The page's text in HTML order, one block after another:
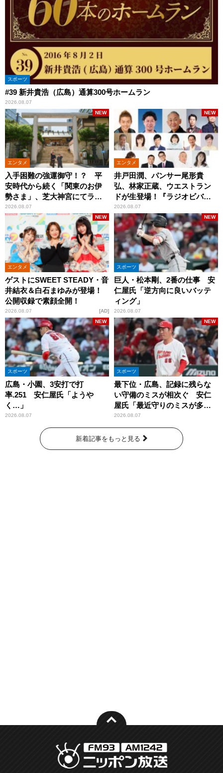
スポーツ
#39 新井貴浩（広島）通算300号ホームラン
2026.08.07
エンタメ
入手困難の強運御守！？ 平
安時代から続く「関東のお伊
勢さま」、芝大神宮にてラン
パンプスが合格祈願！
2026.08.07
NEW
エンタメ
井戸田潤、パンサー尾形貴
弘、林家正蔵、ウエストラン
ドが生登場！『ラジオビバリ
ー昼ズ』
2026.08.07
NEW
エンタメ
ゲストにSWEET STEADY・音
井結衣＆白石まゆみが登場！
公開収録で素顔全開！
2026.08.07
NEW
AD
スポーツ
巨人・松本剛、2番の仕事 安
仁屋氏「逆方向に良いバッテ
ィング」
2026.08.07
NEW
スポーツ
広島・小園、3安打で打
率.251 安仁屋氏「ようや
く…」
2026.08.07
NEW
スポーツ
最下位・広島、記録に残らな
い守備のミスが相次ぐ 安仁
屋氏「最近守りのミスが多
い」
2026.08.07
NEW
新着記事をもっと見る